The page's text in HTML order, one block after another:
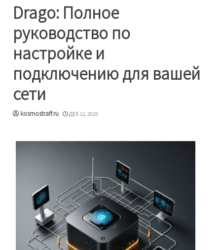
Drago: Полное
руководство по
настройке и
подключению для вашей
сети
kosmostraff.ru ДЕК 12, 2025